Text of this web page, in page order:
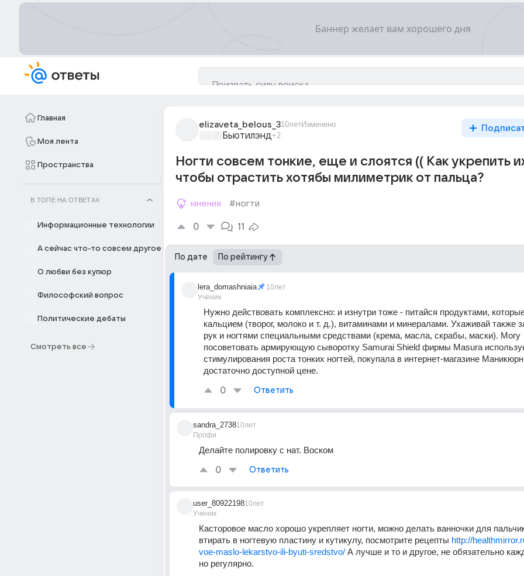
Главная
Моя лента
Пространства
В ТОПЕ НА ОТВЕТАХ
Информационные технологии
А сейчас что-то совсем другое
О любви без купюр
Философский вопрос
Политические дебаты
Смотреть все
elizaveta_belous_310летИзменено
Бьютилэнд+2
Ногти совсем тонкие, еще и слоятся (( Как укрепить
чтобы отрастить хотябы милиметрик от пальца?
мнения #ногти
0 11
По дате По рейтингу
lera_domashniaia
Ученик
10лет
Нужно действовать комплексно: и изнутри тоже - питайся продуктами,
кальцием (творог, молоко и т. д.), витаминами и минералами. Ухаживай также
рук и ногтями специальными средствами (крема, масла, скрабы, маски). Могу
посоветовать армирующую сыворотку Samurai Shield фирмы Masura
стимулирования роста тонких ногтей, покупала в интернет-магазине
достаточно доступной цене.
0 Ответить
sandra_2738
Профи
10лет
Делайте полировку с нат. Воском
0 Ответить
user_80922198
Ученик
10лет
Касторовое масло хорошо укрепляет ногти, можно делать ванночки для
втирать в ногтевую пластину и кутикулу, посмотрите рецепты http://
voe-maslo-lekarstvo-ili-byuti-sredstvo/ А лучше и то и другое, не обязательно
но регулярно.